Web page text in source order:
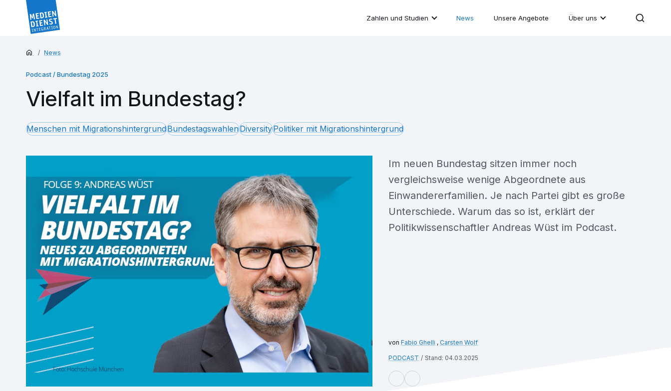
Zahlen und Studien News Unsere Angebote Über uns
News
Podcast / Bundestag 2025
Vielfalt im Bundestag?
Menschen mit MigrationshintergrundBundestagswahlenDiversityPolitiker mit Migrationshintergrund
Fabio Ghelli , Carsten Wolf
PODCAST Stand: 04.03.2025
Im neuen Bundestag sitzen immer noch
vergleichsweise wenige Abgeordnete aus
Einwandererfamilien. Je nach Partei gibt es große
Unterschiede. Warum das so ist, erklärt der
Politikwissenschaftler Andreas Wüst im Podcast.